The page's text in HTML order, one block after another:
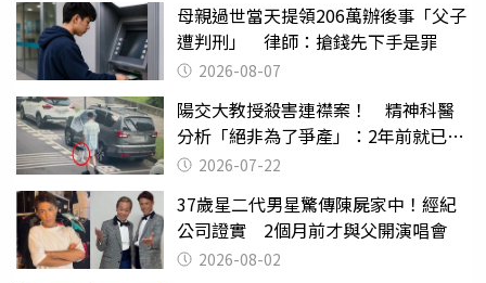
母親過世當天提領206萬辦後事「父子
遭判刑」 律師：搶錢先下手是罪
2026-08-07
陽交大教授殺害連襟案！ 精神科醫
分析「絕非為了爭產」：2年前就已言
行詭異
2026-07-22
37歲星二代男星驚傳陳屍家中！經紀
公司證實 2個月前才與父開演唱會
2026-08-02